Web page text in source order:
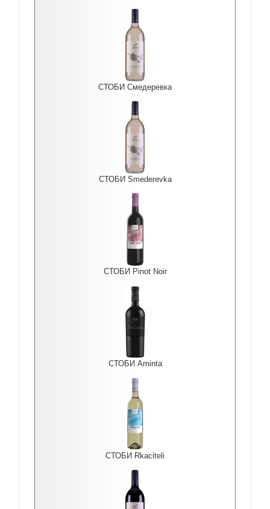
СТОБИ Смедеревка
СТОБИ Smederevka
СТОБИ Pinot Noir
СТОБИ Aminta
СТОБИ Rkaciteli